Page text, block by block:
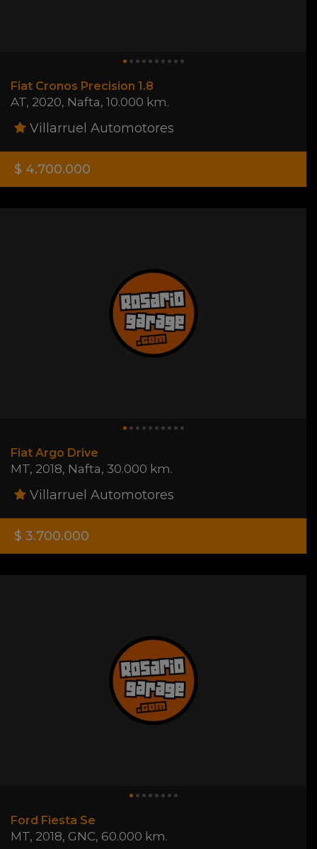
Fiat Cronos Precision 1.8
AT, 2020, Nafta, 10.000 km.
Villarruel Automotores
$ 4.700.000
Fiat Argo Drive
MT, 2018, Nafta, 30.000 km.
Villarruel Automotores
$ 3.700.000
Ford Fiesta Se
MT, 2018, GNC, 60.000 km.